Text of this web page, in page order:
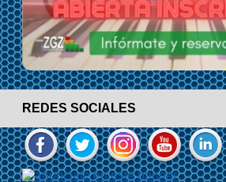
REDES SOCIALES